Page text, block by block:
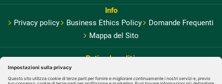
Info
Privacy policy
Business Ethics Policy
Domande Frequenti
Mappa del Sito
Rating Legalità